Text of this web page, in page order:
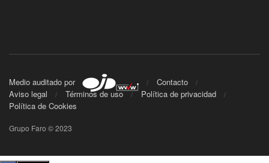
Medio auditado por
Contacto
Aviso legal
Términos de uso
Política de privacidad
Política de Cookies
Grupo Faro © 2023